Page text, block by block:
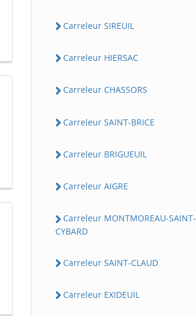
Carreleur SIREUIL
Carreleur HIERSAC
Carreleur CHASSORS
Carreleur SAINT-BRICE
Carreleur BRIGUEUIL
Carreleur AIGRE
Carreleur MONTMOREAU-SAINT-
CYBARD
Carreleur SAINT-CLAUD
Carreleur EXIDEUIL